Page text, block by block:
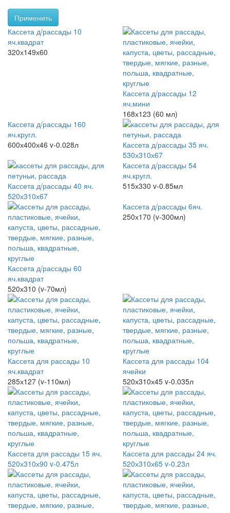
Применить
Кассета д/рассады 10
яч.квадрат
320х149х60
Кассета д/рассады 12
яч.мини
168х123 (60 мл)
Кассета д/рассады 160
яч.кругл.
600х400х46 v-0.028л
Кассета д/рассады 35 яч.
530х310х67
Кассета д/рассады 40 яч.
520х310х67
Кассета д/рассады 54
яч.кругл.
515х330 v-0.85мл
Кассета д/рассады 60
яч.квадрат
520х310 (v-70мл)
Кассета д/рассады 6яч.
250х170 (v-300мл)
Кассета для рассады 10
яч.квадрат
285х127 (v-110мл)
Кассета для рассады 104
ячейки
520х310х45 v-0.035л
Кассета для рассады 15 яч.
520х310х90 v-0.475л
Кассета для рассады 24 яч.
520х310х65 v-0.23л